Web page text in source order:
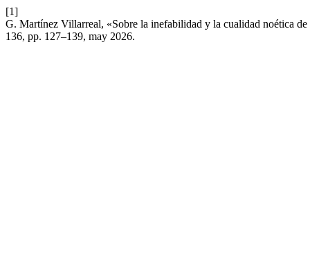
[1]
G. Martínez Villarreal, «Sobre la inefabilidad y la cualidad noética
136, pp. 127–139, may 2026.